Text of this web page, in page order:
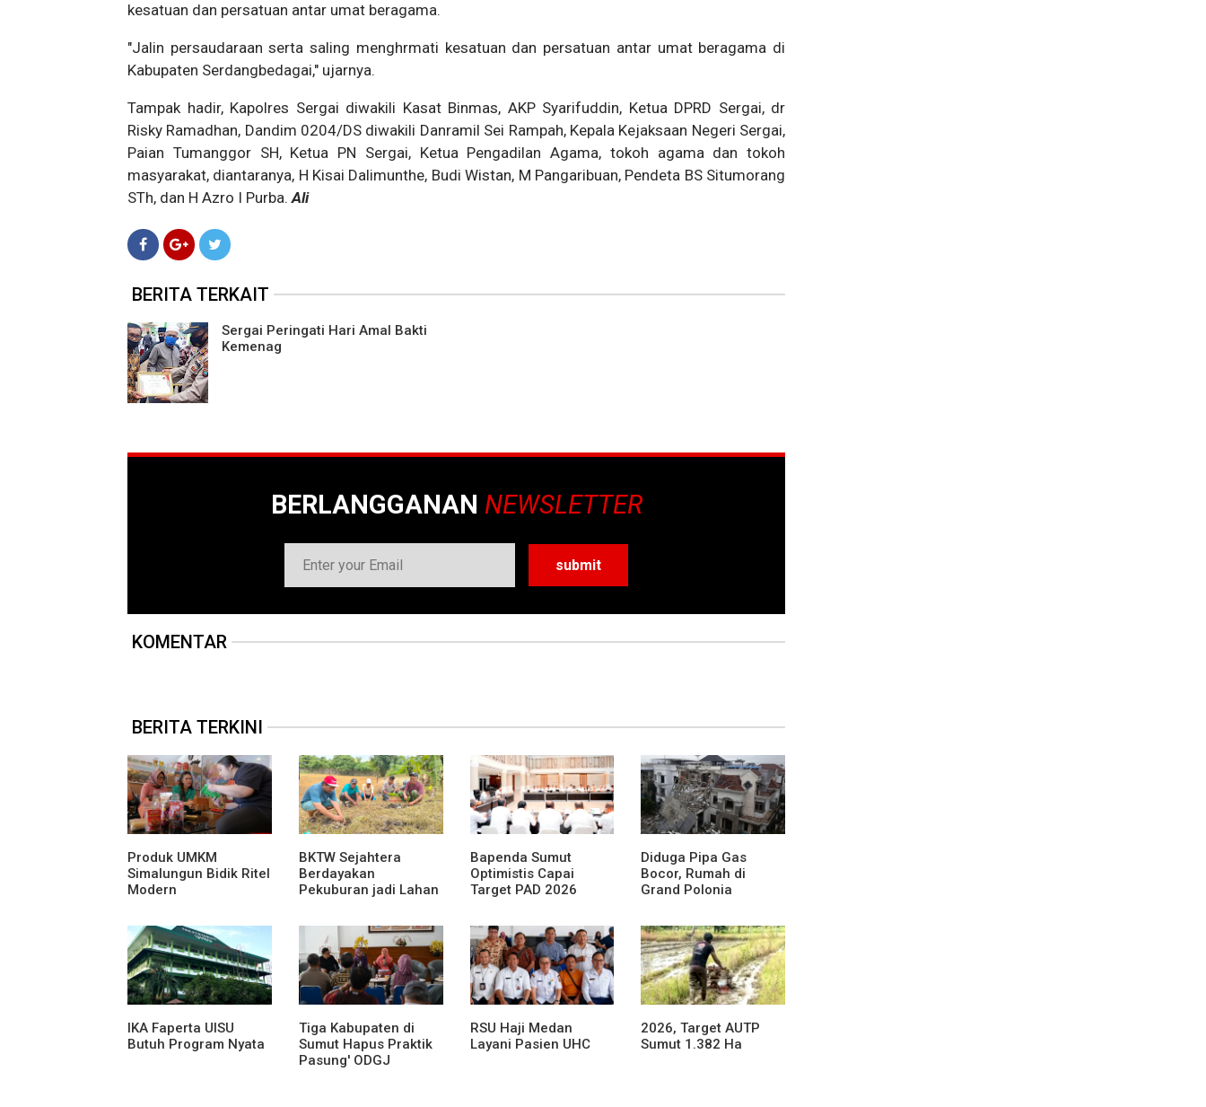
kesatuan dan persatuan antar umat beragama.
"Jalin persaudaraan serta saling menghrmati kesatuan dan persatuan antar umat beragama di
Kabupaten Serdangbedagai," ujarnya.
Tampak hadir, Kapolres Sergai diwakili Kasat Binmas, AKP Syarifuddin, Ketua DPRD Sergai, dr
Risky Ramadhan, Dandim 0204/DS diwakili Danramil Sei Rampah, Kepala Kejaksaan Negeri Sergai,
Paian Tumanggor SH, Ketua PN Sergai, Ketua Pengadilan Agama, tokoh agama dan tokoh
masyarakat, diantaranya, H Kisai Dalimunthe, Budi Wistan, M Pangaribuan, Pendeta BS Situmorang
STh, dan H Azro I Purba.Ali
BERITA TERKAIT
Sergai Peringati Hari Amal Bakti
Kemenag
BERLANGGANAN NEWSLETTER
KOMENTAR
BERITA TERKINI
Produk UMKM
Simalungun Bidik Ritel
Modern
BKTW Sejahtera
Berdayakan
Pekuburan jadi Lahan
Bapenda Sumut
Optimistis Capai
Target PAD 2026
Diduga Pipa Gas
Bocor, Rumah di
Grand Polonia
IKA Faperta UISU
Butuh Program Nyata
Tiga Kabupaten di
Sumut Hapus Praktik
Pasung' ODGJ
RSU Haji Medan
Layani Pasien UHC
2026, Target AUTP
Sumut 1.382 Ha